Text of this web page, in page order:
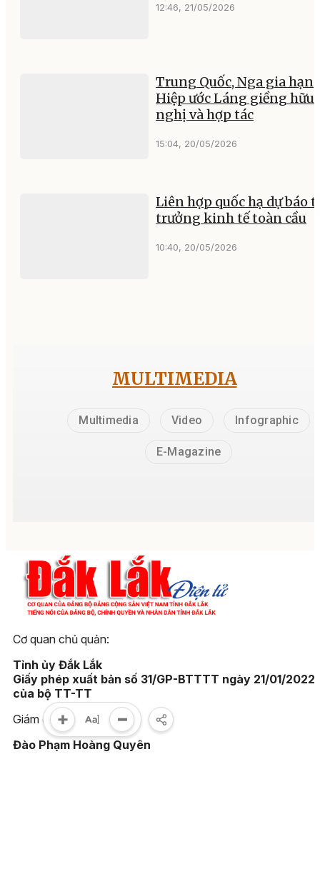
12:46, 21/05/2026
Trung Quốc, Nga gia hạn
Hiệp ước Láng giềng hữu
nghị và hợp tác
15:04, 20/05/2026
Liên hợp quốc hạ dự báo
trưởng kinh tế toàn cầu
10:40, 20/05/2026
MULTIMEDIA
Multimedia Video Infographic
E-Magazine
Cơ quan chủ quản:
Tỉnh ủy Đắk Lắk
Giấy phép xuất bản số 31/GP-BTTTT ngày 21/01/2022
của bộ TT-TT
Giám đốc:
Đào Phạm Hoàng Quyên